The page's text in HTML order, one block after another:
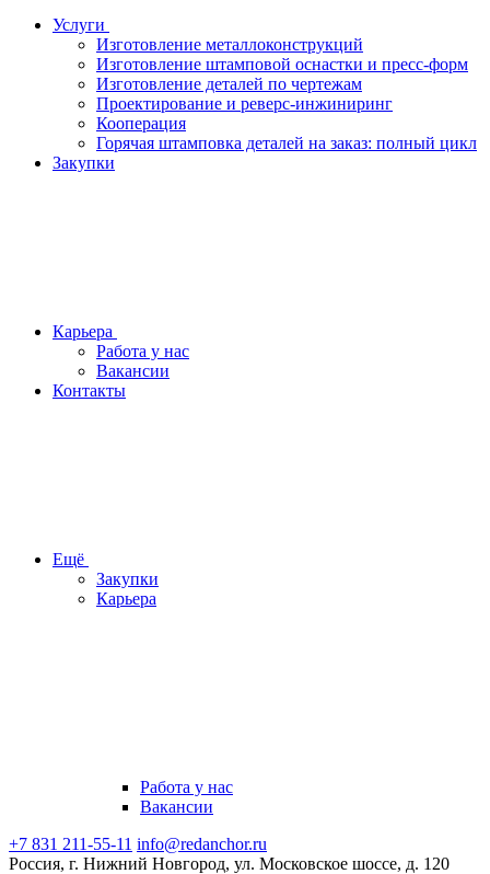
Услуги
Изготовление металлоконструкций
Изготовление штамповой оснастки и пресс-форм
Изготовление деталей по чертежам
Проектирование и реверс-инжиниринг
Кооперация
Горячая штамповка деталей на заказ: полный цикл
Закупки
Карьера
Работа у нас
Вакансии
Контакты
Ещё
Закупки
Карьера
Работа у нас
Вакансии
+7 831 211-55-11 info@redanchor.ru
Россия, г. Нижний Новгород, ул. Московское шоссе, д. 120